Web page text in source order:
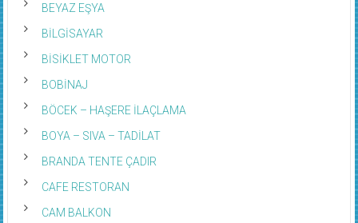
BEYAZ EŞYA
BİLGİSAYAR
BİSİKLET MOTOR
BOBİNAJ
BÖCEK – HAŞERE İLAÇLAMA
BOYA – SIVA – TADİLAT
BRANDA TENTE ÇADIR
CAFE RESTORAN
CAM BALKON